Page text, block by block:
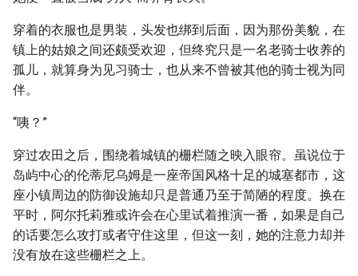
穿着的衣服也是男装，头发也绑到后面，因为那份美貌，在
镇上的姑娘之间还颇受欢迎，但终究只是一名老骑士收养的
孤儿，就算身为见习骑士，也从来不曾被其他的骑士视为同
伴。
“咦？”
穿过农田之后，围绕着城镇的栅栏随之映入眼帘。虽说位于
岛屿中心的伦蒂尼乌姆是一座帝国风格十足的城塞都市，这
座小镇周边的防御设施却只是普通乃至于简陋的程度。换在
平时，阿尔托莉雅或许会在心里试着推演一番，如果是自己
的话要怎么攻打或者守住这里，但这一刻，她的注意力却并
没有放在这些栅栏之上。